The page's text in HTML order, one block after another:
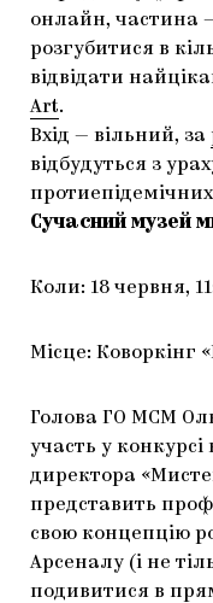
онлайн, частина
розгубитися в
відвідати
Art.
Вхід — вільний, за
відбудуться з
Сучасний музей
Коли: 18 червня,
Місце: Коворкінг
Голова ГО МСМ
участь у
директора
представить
свою концепцію
Арсеналу (і не
подивитися в